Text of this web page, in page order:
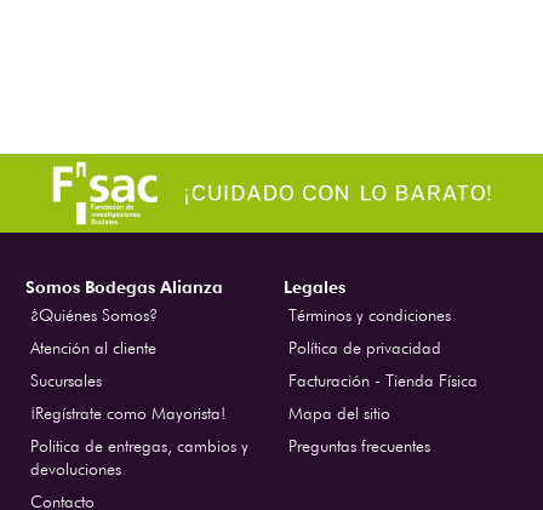
Somos Bodegas Alianza
¿Quiénes Somos?
Atención al cliente
Sucursales
¡Regístrate como Mayorista!
Politica de entregas, cambios y
devoluciones
Contacto
Legales
Términos y condiciones
Política de privacidad
Facturación - Tienda Física
Mapa del sitio
Preguntas frecuentes